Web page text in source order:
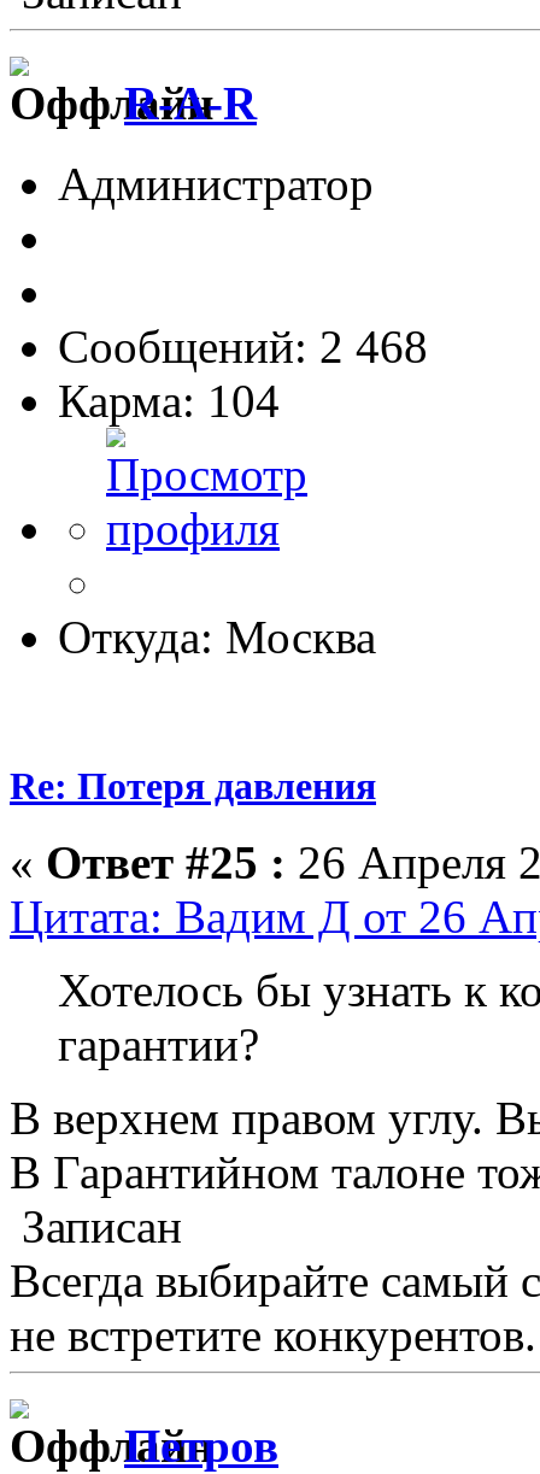
R-A-R
Администратор
Сообщений: 2 468
Карма: 104
Откуда: Москва
Re: Потеря давления
« Ответ #25 : 26 Апреля
Цитата: Вадим Д от 26
Хотелось бы узнать к
гарантии?
В верхнем правом углу.
В Гарантийном талоне
Записан
Всегда выбирайте
не встретите конкурентов.
Петров